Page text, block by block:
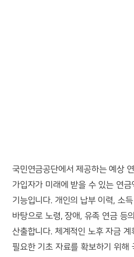
국민연금공단에서 제공하는 예상
가입자가 미래에 받을 수 있는 연
기능입니다. 개인의 납부 이력, 소
바탕으로 노령, 장애, 유족 연금 등
산출합니다. 체계적인 노후 자금 계
필요한 기초 자료를 확보하기 위해